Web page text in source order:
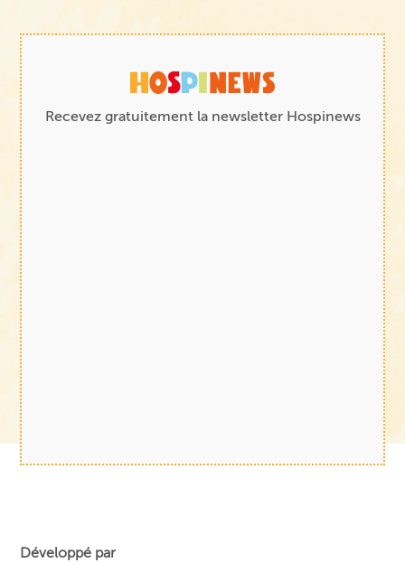
Recevez gratuitement la newsletter Hospinews
Développé par